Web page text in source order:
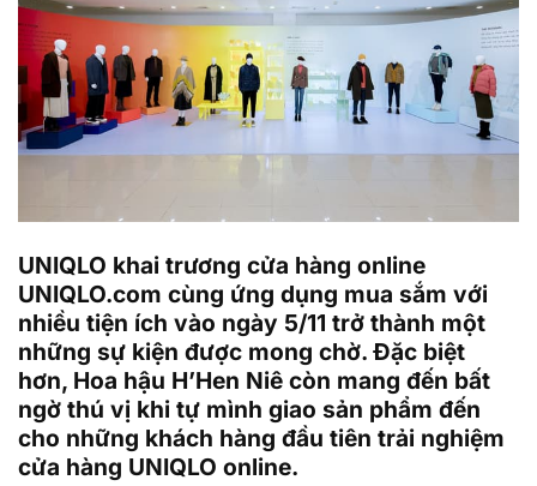
UNIQLO khai trương cửa hàng online
UNIQLO.com cùng ứng dụng mua sắm với
nhiều tiện ích vào ngày 5/11 trở thành một
những sự kiện được mong chờ. Đặc biệt
hơn, Hoa hậu H’Hen Niê còn mang đến bất
ngờ thú vị khi tự mình giao sản phẩm đến
cho những khách hàng đầu tiên trải nghiệm
cửa hàng UNIQLO online.